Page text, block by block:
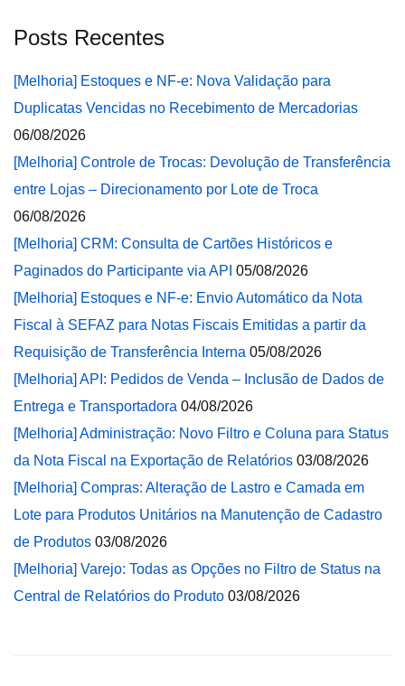
Posts Recentes
[Melhoria] Estoques e NF-e: Nova Validação para
Duplicatas Vencidas no Recebimento de Mercadorias
06/08/2026
[Melhoria] Controle de Trocas: Devolução de Transferência
entre Lojas – Direcionamento por Lote de Troca
06/08/2026
[Melhoria] CRM: Consulta de Cartões Históricos e
Paginados do Participante via API 05/08/2026
[Melhoria] Estoques e NF-e: Envio Automático da Nota
Fiscal à SEFAZ para Notas Fiscais Emitidas a partir da
Requisição de Transferência Interna 05/08/2026
[Melhoria] API: Pedidos de Venda – Inclusão de Dados de
Entrega e Transportadora 04/08/2026
[Melhoria] Administração: Novo Filtro e Coluna para Status
da Nota Fiscal na Exportação de Relatórios 03/08/2026
[Melhoria] Compras: Alteração de Lastro e Camada em
Lote para Produtos Unitários na Manutenção de Cadastro
de Produtos 03/08/2026
[Melhoria] Varejo: Todas as Opções no Filtro de Status na
Central de Relatórios do Produto 03/08/2026